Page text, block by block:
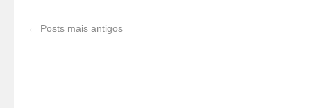
← Posts mais antigos